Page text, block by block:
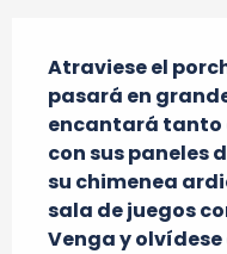
Atraviese el
pasará en
encantará tanto
con sus paneles
su chimenea
sala de juegos
Venga y